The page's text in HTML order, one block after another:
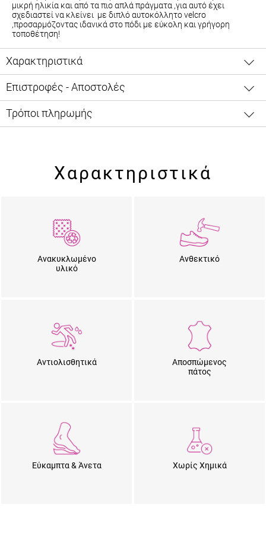
μικρή ηλικία και από τα πιο απλά πράγματα ,για αυτό έχει
σχεδιαστεί να κλείνει με διπλό αυτοκόλλητο velcro
,προσαρμόζοντας ιδανικά στο πόδι με εύκολη και γρήγορη
τοποθέτηση!
Χαρακτηριστικά
Επιστροφές - Αποστολές
Τρόποι πληρωμής
Χαρακτηριστικά
Ανακυκλωμένο
υλικό
Ανθεκτικό
Αντιολισθητικά
Αποσπώμενος
πάτος
Εύκαμπτα & Άνετα Χωρίς Χημικά